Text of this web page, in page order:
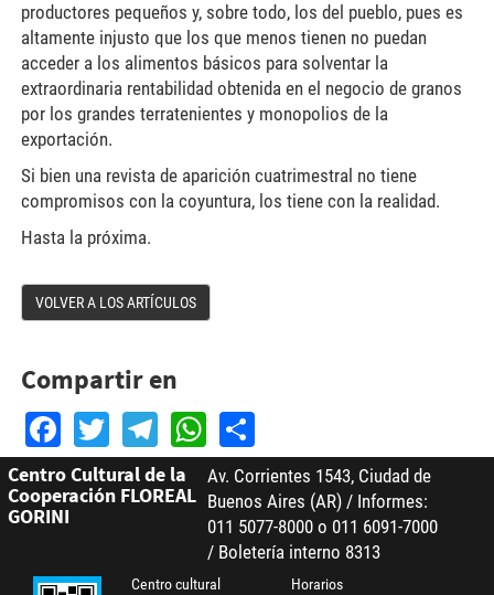
productores pequeños y, sobre todo, los del pueblo, pues es
altamente injusto que los que menos tienen no puedan
acceder a los alimentos básicos para solventar la
extraordinaria rentabilidad obtenida en el negocio de granos
por los grandes terratenientes y monopolios de la
exportación.
Si bien una revista de aparición cuatrimestral no tiene
compromisos con la coyuntura, los tiene con la realidad.
Hasta la próxima.
VOLVER A LOS ARTÍCULOS
Compartir en
Facebook
TwitterTelegram
WhatsApp
Share
Centro Cultural de la
Cooperación FLOREAL
GORINI
Av. Corrientes 1543, Ciudad de
Buenos Aires (AR) / Informes:
011 5077-8000 o 011 6091-7000
/ Boletería interno 8313
Centro cultural Horarios